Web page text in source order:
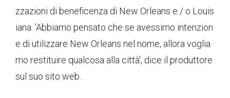
zzazioni di beneficenza di New Orleans e / o Louis
iana. 'Abbiamo pensato che se avessimo intenzion
e di utilizzare New Orleans nel nome, allora voglia
mo restituire qualcosa alla città', dice il produttore
sul suo sito web.